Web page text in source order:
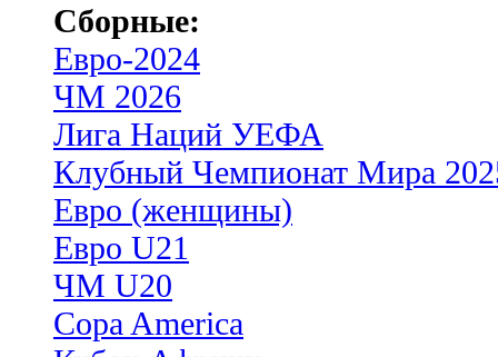
Сборные:
Евро-2024
ЧМ 2026
Лига Наций УЕФА
Клубный Чемпионат Мира
Евро (женщины)
Евро U21
ЧМ U20
Copa America